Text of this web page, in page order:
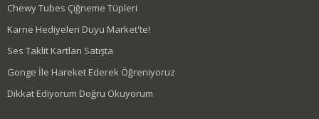
Chewy Tubes Çiğneme Tüpleri
Karne Hediyeleri Duyu Market'te!
Ses Taklit Kartları Satışta
Gonge İle Hareket Ederek Öğreniyoruz
Dikkat Ediyorum Doğru Okuyorum